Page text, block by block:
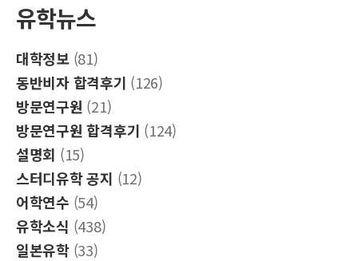
유학뉴스
대학정보(81)
동반비자 합격후기 (126)
방문연구원 (21)
방문연구원 합격후기 (124)
설명회 (15)
스터디유학 공지 (12)
어학연수 (54)
유학소식 (438)
일본유학(33)